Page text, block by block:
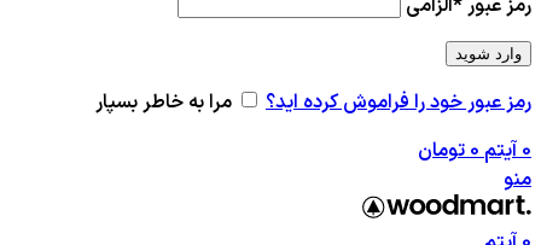
رمز عبور*الزامی
وارد شوید
رمز عبور خود را فراموش کرده اید؟
مرا به خاطر بسپار
0آیتم 0تومان
منو